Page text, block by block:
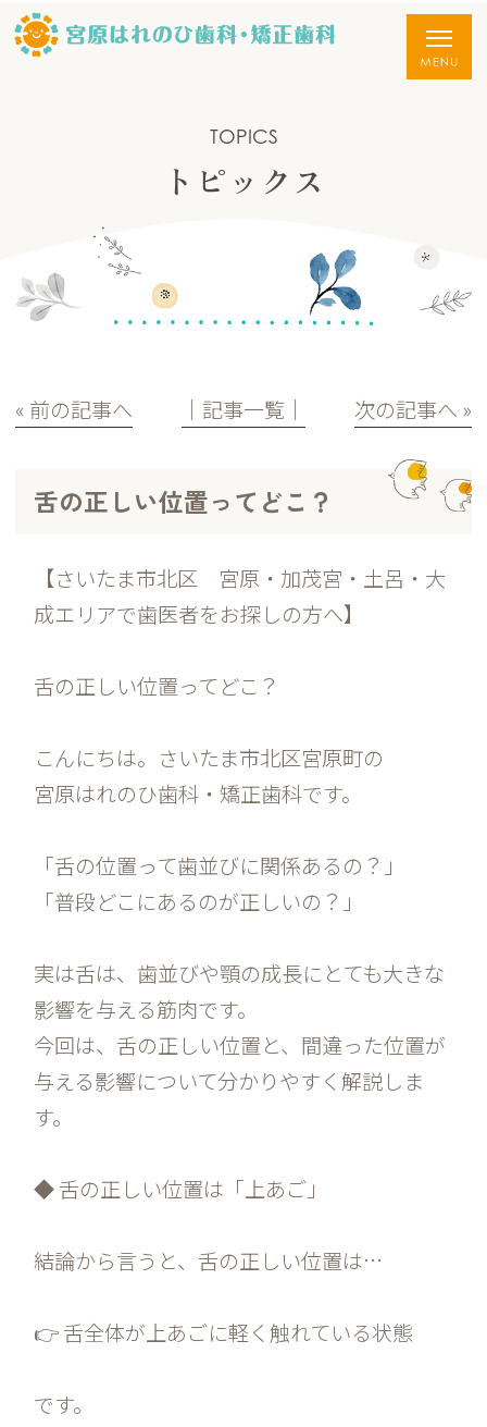
TOPICS
トピックス
« 前の記事へ │記事一覧│ 次の記事へ »
舌の正しい位置ってどこ？
【さいたま市北区 宮原・加茂宮・土呂・大
成エリアで歯医者をお探しの方へ】
舌の正しい位置ってどこ？
こんにちは。さいたま市北区宮原町の
宮原はれのひ歯科・矯正歯科です。
「舌の位置って歯並びに関係あるの？」
「普段どこにあるのが正しいの？」
実は舌は、歯並びや顎の成長にとても大きな
影響を与える筋肉です。
今回は、舌の正しい位置と、間違った位置が
与える影響について分かりやすく解説しま
す。
◆ 舌の正しい位置は「上あご」
結論から言うと、舌の正しい位置は…
👉 舌全体が上あごに軽く触れている状態
です。